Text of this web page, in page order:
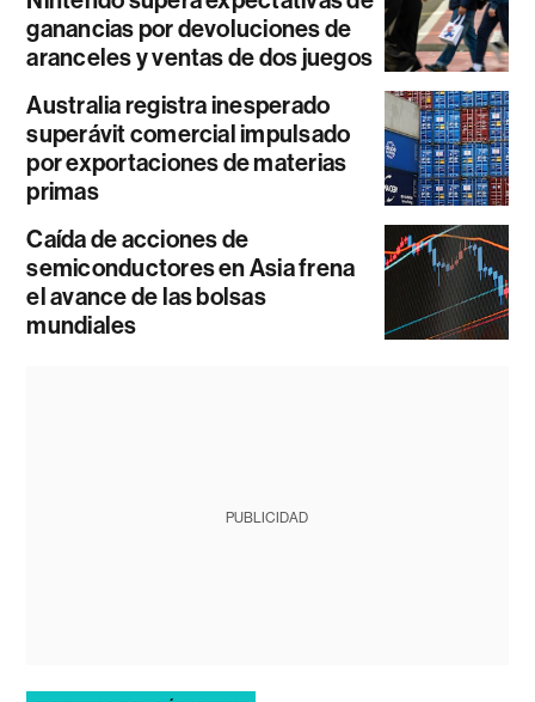
ganancias por devoluciones de
aranceles y ventas de dos juegos
Australia registra inesperado
superávit comercial impulsado
por exportaciones de materias
primas
Caída de acciones de
semiconductores en Asia frena
el avance de las bolsas
mundiales
PUBLICIDAD